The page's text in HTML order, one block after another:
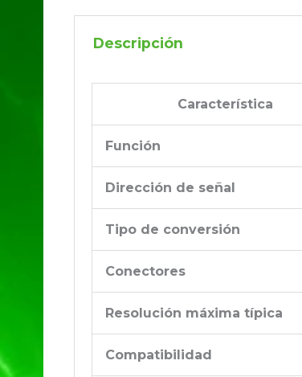
Descripción
Característica
Función
Dirección de señal
Tipo de conversión
Conectores
Resolución máxima típica
Compatibilidad